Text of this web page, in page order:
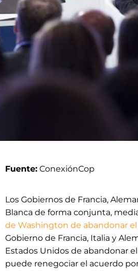
Fuente:ConexiónCop
Los Gobiernos de Francia,
Blanca de forma conjunta,
de Washington de abandonar el
Gobierno de Francia, Italia y
Estados Unidos de abandonar
puede renegociar el acuerdo